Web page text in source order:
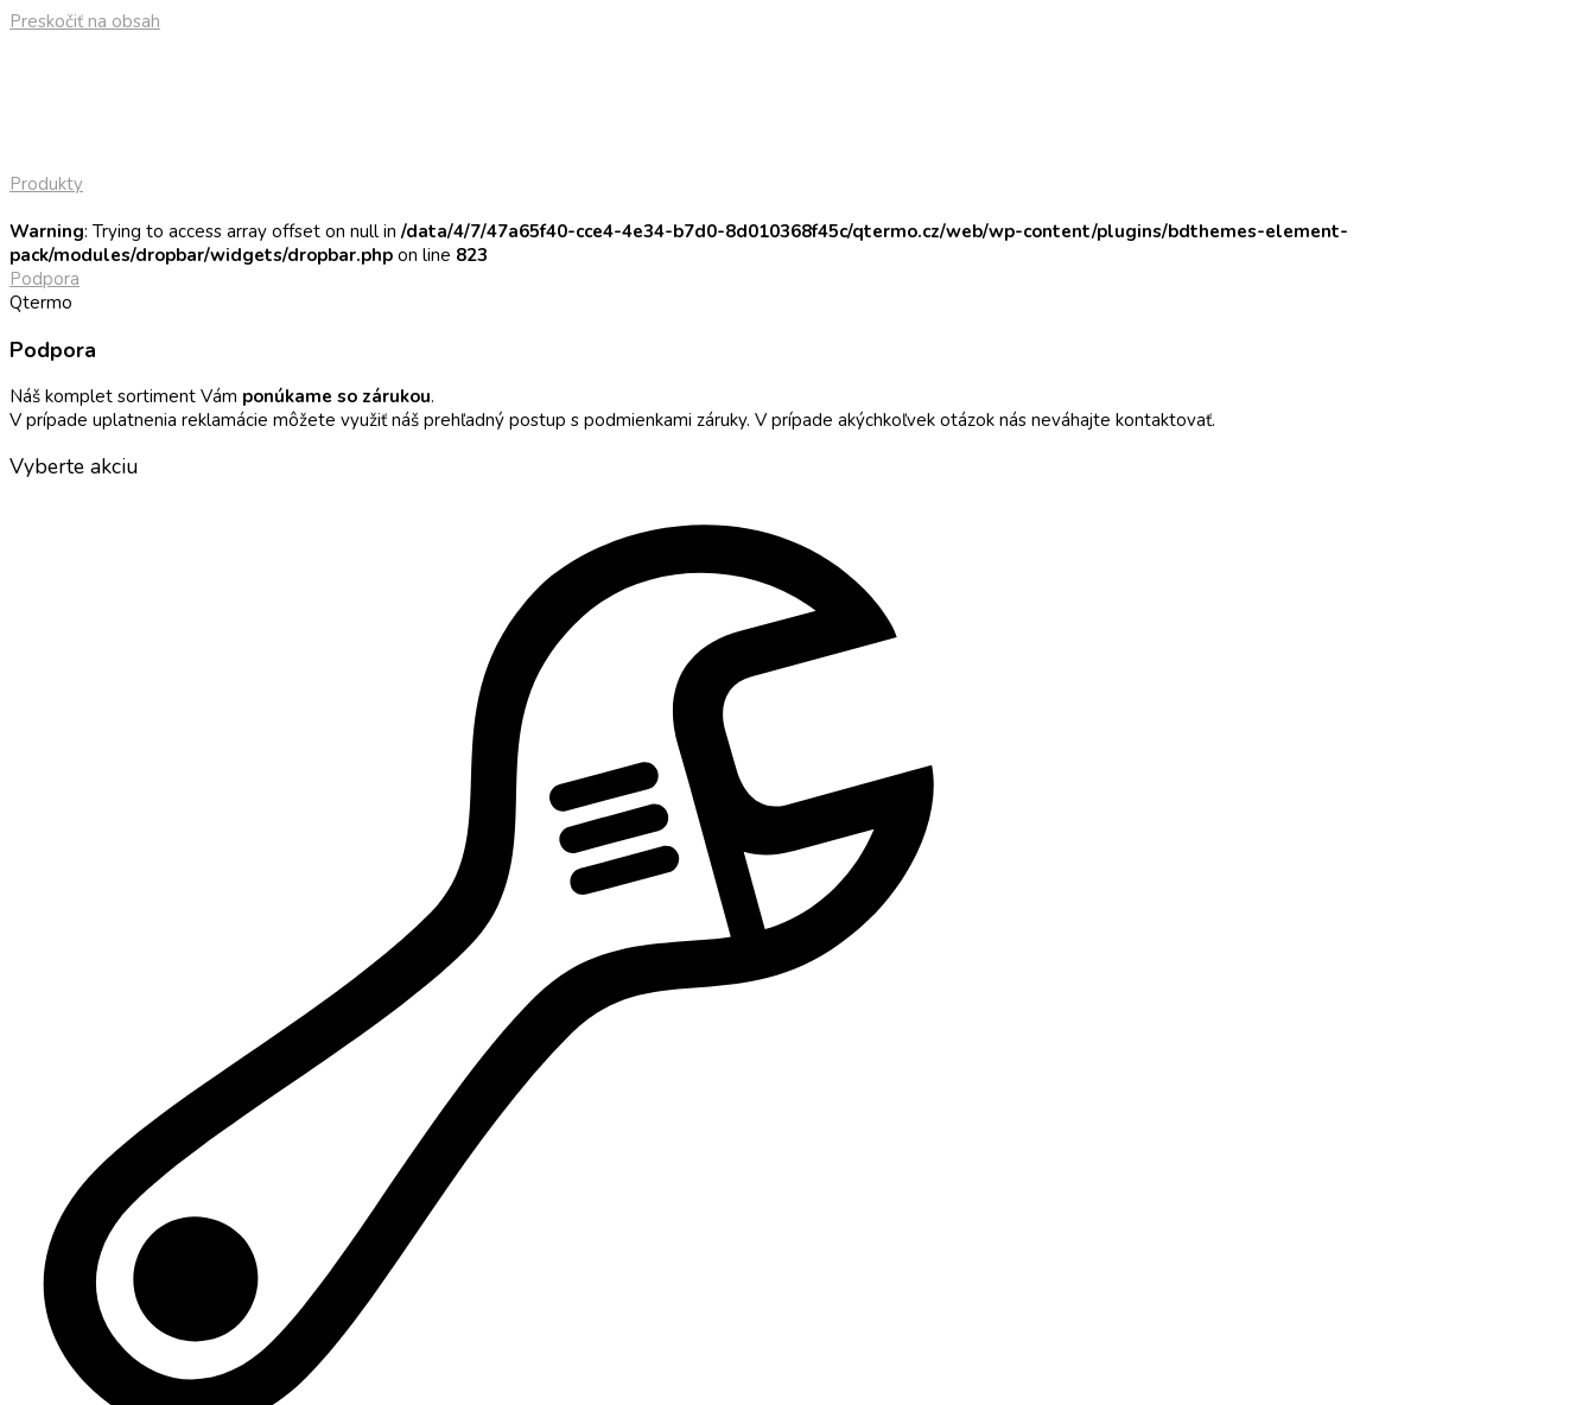
Preskočiť na obsah
Produkty
Warning: Trying to access array offset on null in /data/4/7/47a65f40-cce4-4e34-b7d0-8d010368f45c/qtermo.cz/web/wp-content/plugins/bdthemes-element-
pack/modules/dropbar/widgets/dropbar.php on line 823
Podpora
Qtermo
Podpora
Náš komplet sortiment Vám ponúkame so zárukou.
V prípade uplatnenia reklamácie môžete využiť náš prehľadný postup s podmienkami záruky. V prípade akýchkoľvek otázok nás neváhajte kontaktovať.
Vyberte akciu